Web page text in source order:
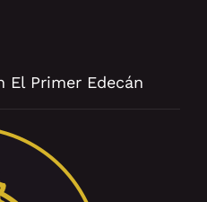
El Primer Edecán